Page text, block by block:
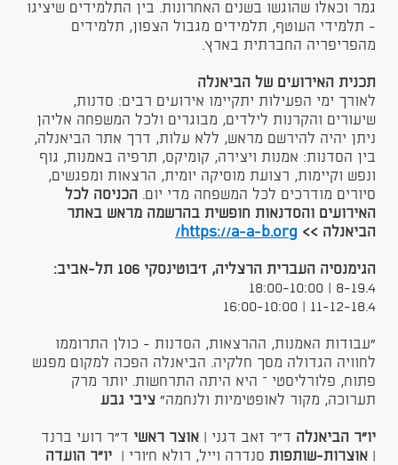
גמר וכאלו שהוגשו בשנים האחרונות. בין התלמידים שיציגו
- תלמידי העוטף, תלמידים מגבול הצפון, תלמידים
מהפריפריה החברתית בארץ.
תכנית האירועים של הביאנלה
לאורך ימי הפעילות יתקיימו אירועים רבים: סדנות,
שיעורים והקרנות לילדים, מבוגרים ולכל המשפחה אליהן
ניתן יהיה להירשם מראש, ללא עלות, דרך אתר הביאנלה,
בין הסדנות: אמנות ויצירה, קומיקס, תרפיה באמנות, גוף
ונפש וקיימות, רצועת מוסיקה יומית, הרצאות ומפגשים,
סיורים מודרכים לכל המשפחה מדי יום. הכניסה לכל
האירועים והסדנאות חופשית בהרשמה מראש באתר
הביאנלה >> https://a-a-b.org/​​
הגימנסיה העברית הרצליה, ז'בוטינסקי 106 תל-אביב:
8-19.4 | 18:00-10:00
11-12-18.4 | 16:00-10:00
"עבודות האמנות, ההרצאות, הסדנות - כולן התרוממו
לחוויה הגדולה מסך חלקיה. הביאנלה הפכה למקום מפגש
פתוח, פלורליסטי – היא היתה התרחשות. יותר מרק
תערוכה, מקור לאופטימיות ולנחמה" ציבי גבע
יו"ר הביאנלה ד"ר זאב דגני | אוצר ראשי ד"ר רועי ברנד
אוצרות-שותפות סנדרה וייל, רולא ח'ורי | יו"ר הועדה